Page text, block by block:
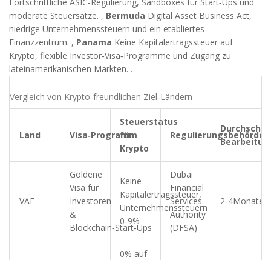
moderate Steuersätze. , Bermuda Digital Asset Business Act,
niedrige Unternehmenssteuern und ein etabliertes
Finanzzentrum. , Panama Keine Kapitalertragssteuer auf
Krypto, flexible Investor‑Visa‑Programme und Zugang zu
lateinamerikanischen Märkten. .
Vergleich von Krypto‑freundlichen Ziel‑Ländern
Land Visa‑Programm
Steuerstatus
für
Krypto
Regulierungsbehörde
VAE
Goldene
Visa für
Investoren
&
Blockchain‑Start‑Ups
Keine
Kapitalertragssteuer,
Unternehmenssteuern
0‑9%
Dubai
Financial
Services
Authority
(DFSA)
2‑4Monate
0% auf